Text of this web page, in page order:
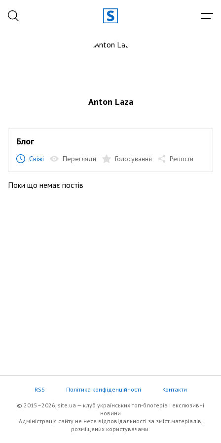
Anton Laza
Блог
Свіжі Перегляди Голосування Репости
Поки що немає постів
RSS Політика конфіденційності Контакти
© 2015–2026, site.ua — клуб українських топ-блогерів i екслюзивнi
новини
Адміністрація сайту не несе відповідальності за зміст матеріалів,
розміщених користувачами.